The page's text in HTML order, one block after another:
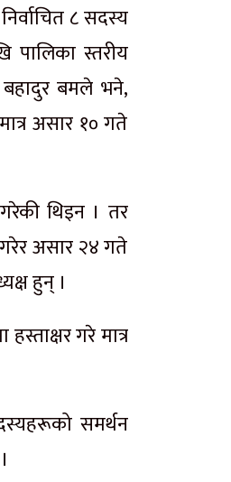
८ सदस्य
पालिका स्तरीय
बमले भने,
असार १० गते
थिइन । तर
असार २४ गते
हुन् ।
गरे मात्र
समर्थन